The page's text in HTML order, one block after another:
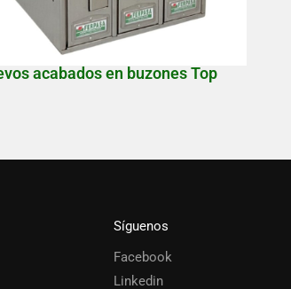
acabados en buzones Top
Síguenos
Facebook
Linkedin